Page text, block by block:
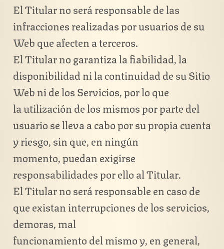
El Titular no será responsable de las
infracciones realizadas por usuarios de su
Web que afecten a terceros.
El Titular no garantiza la fiabilidad, la
disponibilidad ni la continuidad de su Sitio
Web ni de los Servicios, por lo que
la utilización de los mismos por parte del
usuario se lleva a cabo por su propia cuenta
y riesgo, sin que, en ningún
momento, puedan exigirse
responsabilidades por ello al Titular.
El Titular no será responsable en caso de
que existan interrupciones de los servicios,
demoras, mal
funcionamiento del mismo y, en general,